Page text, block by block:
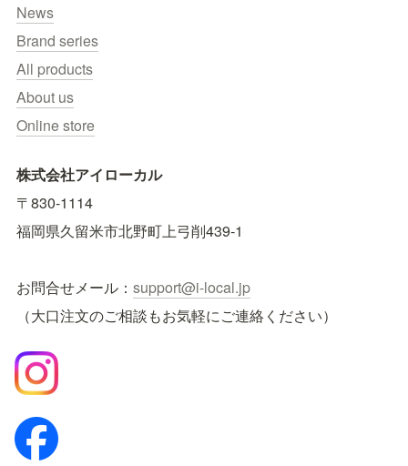
News
Brand series
All products
About us
Online store
株式会社アイローカル
〒830-1114
福岡県久留米市北野町上弓削439-1
お問合せメール： support@i-local.jp
（大口注文のご相談もお気軽にご連絡ください）